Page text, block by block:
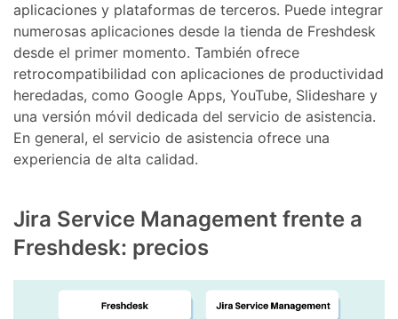
aplicaciones y plataformas de terceros. Puede integrar
numerosas aplicaciones desde la tienda de Freshdesk
desde el primer momento. También ofrece
retrocompatibilidad con aplicaciones de productividad
heredadas, como Google Apps, YouTube, Slideshare y
una versión móvil dedicada del servicio de asistencia.
En general, el servicio de asistencia ofrece una
experiencia de alta calidad.
Jira Service Management frente a
Freshdesk: precios